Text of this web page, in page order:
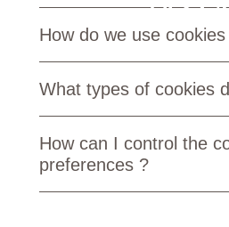
How do we use
What types of cookies
How can I control the
preferences ?